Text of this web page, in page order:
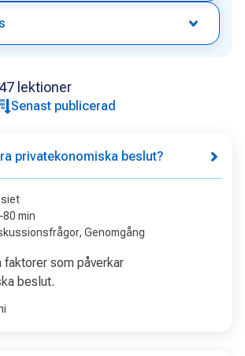
lektioner
Senast publicerad
privatekonomiska beslut?
min
Genomgång
faktorer som påverkar
beslut.